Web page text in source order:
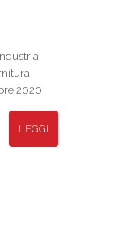
2020
LEGGI